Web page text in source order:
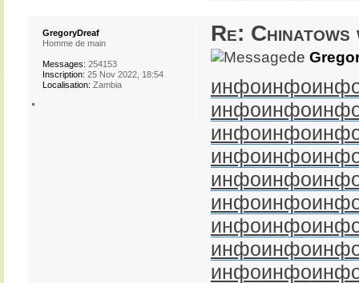
Re: Chinatows
de
инфоинфо
инфоинфо
инфоинфо
инфоинфо
инфоинфо
инфоинфо
инфоинфо
инфоинфо
инфоинфо
GregoryDreaf
Homme de main
Messages: 254153
Inscription: 25 Nov 2022, 18:54
Localisation: Zambia